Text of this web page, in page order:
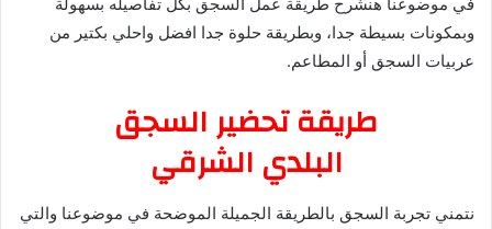
وبمكونات بسيطة جدا، وبطريقة حلوة جدا افضل واحلي بكتير من
عربيات السجق أو المطاعم.
طريقة تحضير السجق
البلدي الشرقي
نتمني تجربة السجق بالطريقة الجميلة الموضحة في موضوعنا والتي